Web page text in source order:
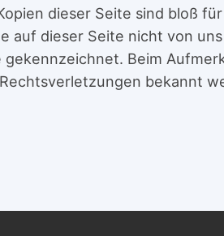
dieser Seite sind bloß
auf dieser Seite nicht von
gekennzeichnet. Beim
bekannt